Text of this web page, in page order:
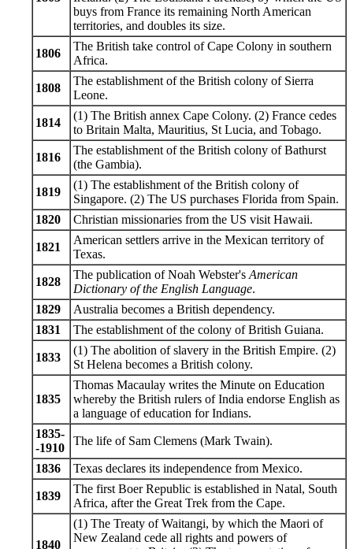
buys from France its remaining North American
territories, and doubles its size.
1806
The British take control of Cape Colony in southern
Africa.
1808
The establishment of the British colony of Sierra
Leone.
1814
(1) The British annex Cape Colony. (2) France cedes
to Britain Malta, Mauritius, St Lucia, and Tobago.
1816
The establishment of the British colony of Bathurst
(the Gambia).
1819
(1) The establishment of the British colony of
Singapore. (2) The US purchases Florida from Spain.
1820
Christian missionaries from the US visit Hawaii.
1821
American settlers arrive in the Mexican territory of
Texas.
1828
The publication of Noah Webster's American
Dictionary of the English Language.
1829
Australia becomes a British dependency.
1831
The establishment of the colony of British Guiana.
1833
(1) The abolition of slavery in the British Empire. (2)
St Helena becomes a British colony.
1835
Thomas Macaulay writes the Minute on Education
whereby the British rulers of India endorse English as
a language of education for Indians.
1835-
-1910
The life of Sam Clemens (Mark Twain).
1836 Texas declares its independence from Mexico.
1839
The first Boer Republic is established in Natal, South
Africa, after the Great Trek from the Cape.
1840
(1) The Treaty of Waitangi, by which the Maori of
New Zealand cede all rights and powers of